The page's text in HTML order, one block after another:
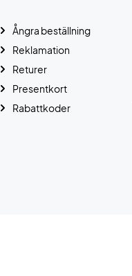
Ångra beställning
Reklamation
Returer
Presentkort
Rabattkoder